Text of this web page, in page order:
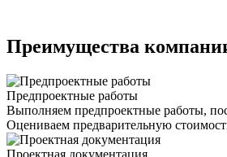
Преимущества
Предпроектные работы
Выполняем предпроектные работы,
Оцениваем предварительную
Проектная документация